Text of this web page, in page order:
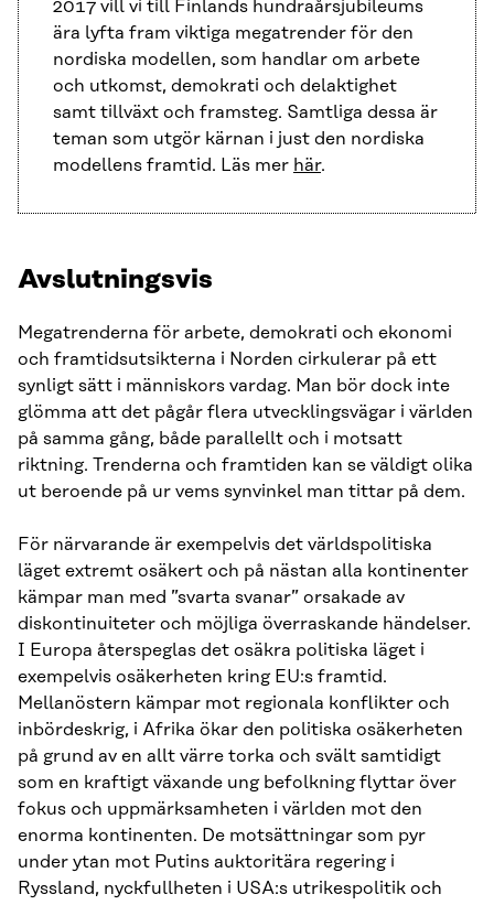
2017 vill vi till Finlands hundraårsjubileums
ära lyfta fram viktiga megatrender för den
nordiska modellen, som handlar om arbete
och utkomst, demokrati och delaktighet
samt tillväxt och framsteg. Samtliga dessa är
teman som utgör kärnan i just den nordiska
modellens framtid. Läs mer här.
Avslutningsvis
Megatrenderna för arbete, demokrati och ekonomi
och framtidsutsikterna i Norden cirkulerar på ett
synligt sätt i människors vardag. Man bör dock inte
glömma att det pågår flera utvecklingsvägar i världen
på samma gång, både parallellt och i motsatt
riktning. Trenderna och framtiden kan se väldigt olika
ut beroende på ur vems synvinkel man tittar på dem.
För närvarande är exempelvis det världspolitiska
läget extremt osäkert och på nästan alla kontinenter
kämpar man med ”svarta svanar” orsakade av
diskontinuiteter och möjliga överraskande händelser.
I Europa återspeglas det osäkra politiska läget i
exempelvis osäkerheten kring EU:s framtid.
Mellanöstern kämpar mot regionala konflikter och
inbördeskrig, i Afrika ökar den politiska osäkerheten
på grund av en allt värre torka och svält samtidigt
som en kraftigt växande ung befolkning flyttar över
fokus och uppmärksamheten i världen mot den
enorma kontinenten. De motsättningar som pyr
under ytan mot Putins auktoritära regering i
Ryssland, nyckfullheten i USA:s utrikespolitik och